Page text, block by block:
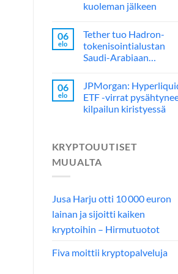
kuoleman jälkeen
06
elo
Tether tuo Hadron-
tokenisointialustan
Saudi-Arabiaan…
06
elo
JPMorgan:
ETF -virrat
kilpailun kiristyessä
KRYPTOUUTISET
MUUALTA
Jusa Harju otti 10 000 euron
lainan ja sijoitti kaiken
kryptoihin – Hirmutuotot
Fiva moittii kryptopalveluja